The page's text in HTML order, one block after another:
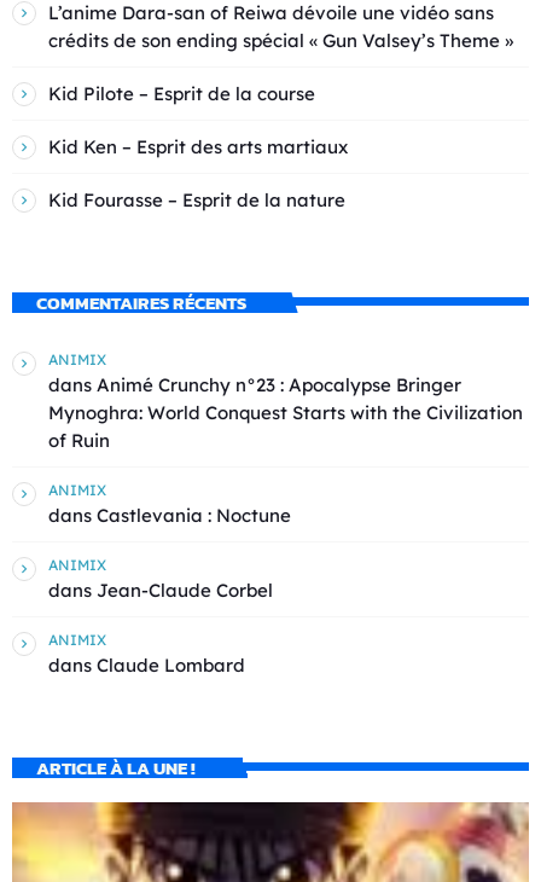
L’anime Dara-san of Reiwa dévoile une vidéo sans
crédits de son ending spécial « Gun Valsey’s Theme »
Kid Pilote – Esprit de la course
Kid Ken – Esprit des arts martiaux
Kid Fourasse – Esprit de la nature
COMMENTAIRES RÉCENTS
ANIMIX
dans Animé Crunchy n°23 : Apocalypse Bringer
Mynoghra: World Conquest Starts with the Civilization
of Ruin
ANIMIX
dans Castlevania : Noctune
ANIMIX
dans Jean-Claude Corbel
ANIMIX
dans Claude Lombard
ARTICLE À LA UNE !